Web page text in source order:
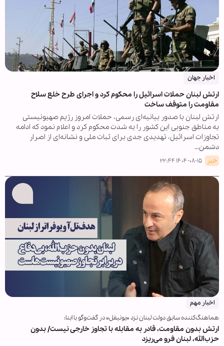
اخبار جهان
ارتش لبنان حملات اسرائیل را محکوم کرد و اجرای طرح خلع سلاح
مقاومت را متوقف ساخت
ارتش لبنان با صدور بیانیه‌ای رسمی، حملات امروز رژیم صهیونیستی
به مناطق جنوبی این کشور را به شدت محکوم کرد و اعلام نمود که ادامه
تجاوزات اسرائیل، تهدیدی جدی برای ثبات ملی و نشانه‌ای از اصرار
دشمن…
خبر ۱۴۰۴-۰۸-۱۵ ۲۲:۴۴
اخبار مهم
هماهنگ‌کننده سابق دولت لبنان نزد «یونیفل» در گفت‌وگو با ابنا:
ارتش بدون مقاومت، قادر به مقابله با تجاوز خارجی نیست/ بدون
حزب‌الله، لبنان فرو می‌ریزد